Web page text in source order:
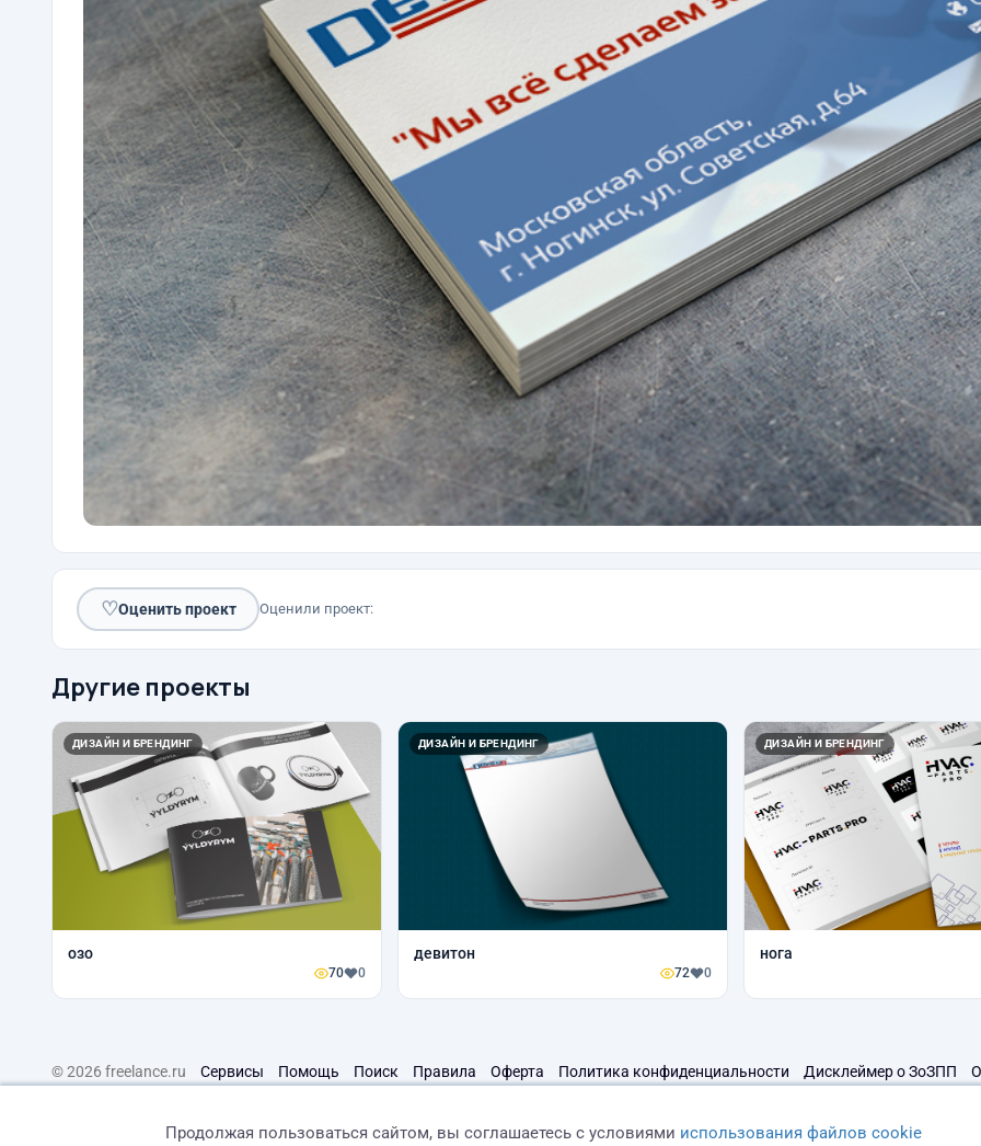
♡Оценить проект Оценили проект:
Другие проекты
ДИЗАЙН И БРЕНДИНГ
озо
70 0
ДИЗАЙН И БРЕНДИНГ
девитон
72 0
ДИЗАЙН И БРЕНДИНГ
нога
© 2026 freelance.ru Сервисы Помощь Поиск Правила Оферта Политика конфиденциальности Дисклеймер о ЗоЗПП
Продолжая пользоваться сайтом, вы соглашаетесь с условиями использования файлов cookie